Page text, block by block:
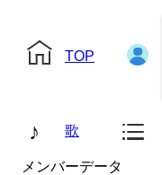
TOP
♪ 歌
メンバーデータ